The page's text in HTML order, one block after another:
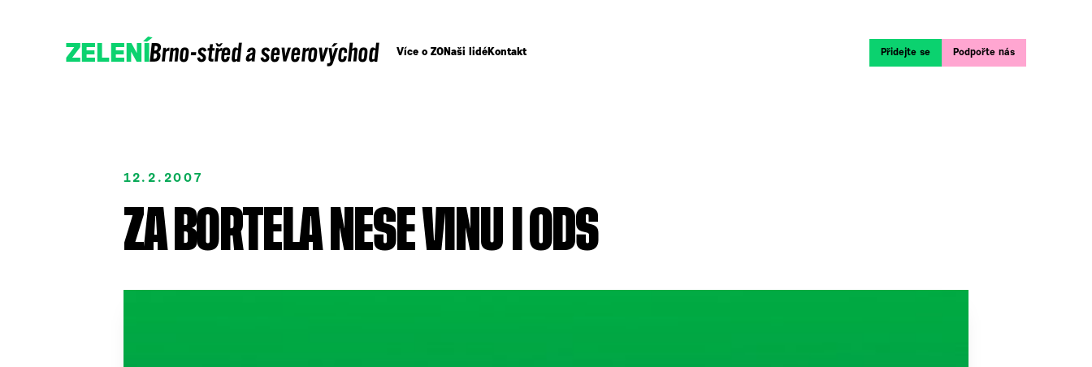
ZELENÍBrno-střed a severovýchod Více o ZONaši lidéKontakt Přidejte se Podpořte nás
Přidejte se
12.2.2007
ZA BORTELA NESE VINU I ODS